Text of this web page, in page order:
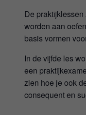
De
worden aan
basis vormen
In de vijfde les
een
zien hoe je ook
consequent en